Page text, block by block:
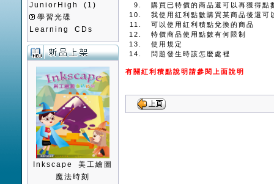
JuniorHigh
(1)
學習光碟
Learning CDs
Inkscape 美工繪圖
魔法時刻
購買已特價的商品還可以再獲得點
我使用紅利點數購買某商品後還可
可以使用紅利積點兌換的商品
特價商品使用點數有何限制
使用規定
問題發生時該怎麼處裡
有關紅利積點說明請參閱上面說明